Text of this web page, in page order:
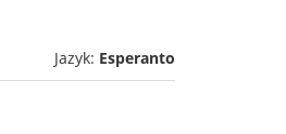
Jazyk: Esperanto